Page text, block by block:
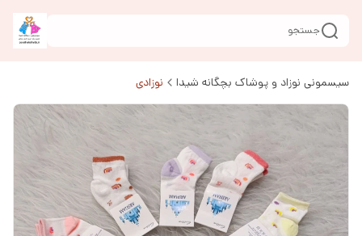
جستجو
سیسمونی نوزاد و پوشاک بچگانه شیدا نوزادی